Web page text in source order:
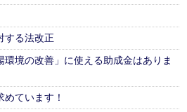
る法改正
環境の改善」に使える助成金はありま
めています！